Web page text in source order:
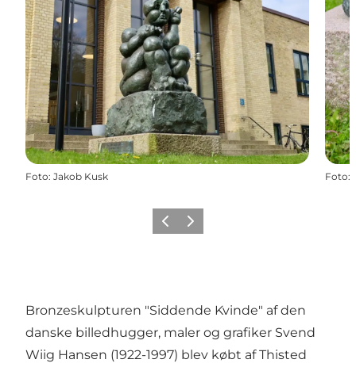
Foto: Jakob Kusk Foto:
ForrigeNæste
Bronzeskulpturen "Siddende Kvinde" af den
danske billedhugger, maler og grafiker Svend
Wiig Hansen (1922-1997) blev købt af Thisted